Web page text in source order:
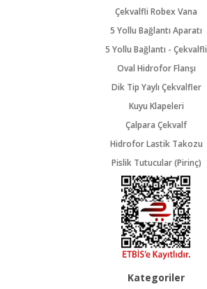
Çekvalfli Robex Vana
5 Yollu Bağlantı Aparatı
5 Yollu Bağlantı - Çekvalfli
Oval Hidrofor Flanşı
Dik Tip Yaylı Çekvalfler
Kuyu Klapeleri
Çalpara Çekvalf
Hidrofor Lastik Takozu
Pislik Tutucular (Pirinç)
Kategoriler